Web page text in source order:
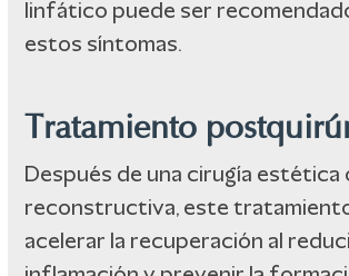
linfático puede ser
estos síntomas.
Tratamiento
Después de una cirugía estética
reconstructiva, este
acelerar la recuperación al